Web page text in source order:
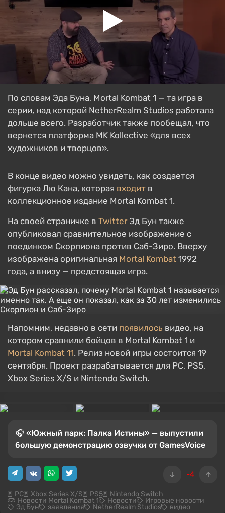
По словам Эда Буна, Mortal Kombat 1 — та игра в
серии, над которой NetherRealm Studios работала
дольше всего. Разработчик также пообещал, что
вернется платформа MK Kollective «для всех
художников и творцов».
В конце видео можно увидеть, как создается
фигурка Лю Кана, которая входит в
коллекционное издание Mortal Kombat 1.
На своей страничке в TwitterЭд Бун также
опубликовал сравнительное изображение с
поединком Скорпиона против Саб-Зиро. Вверху
изображена оригинальная Mortal Kombat 1992
года, а внизу — предстоящая игра.
Напомним, недавно в сети появилось видео, на
котором сравнили бойцов в Mortal Kombat 1 и
Mortal Kombat 11. Релиз новой игры состоится 19
сентября. Проект разрабатывается для PC, PS5,
Xbox Series X/S и Nintendo Switch.
🎧 «Южный парк: Палка Истины» — выпустили
большую демонстрацию озвучки от GamesVoice
-4
PC Xbox Series X/S PS5 Nintendo Switch
Новости Mortal Kombat 1 Новости Игровые новости
Эд Бун заявления NetherRealm Studios видео